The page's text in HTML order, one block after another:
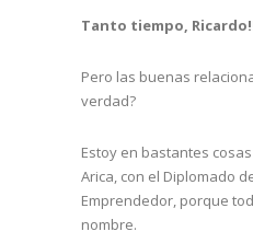
Tanto tiempo,
Pero las buenas
verdad?
Estoy en bastantes
Arica, con el Diplomado
Emprendedor, porque
nombre.